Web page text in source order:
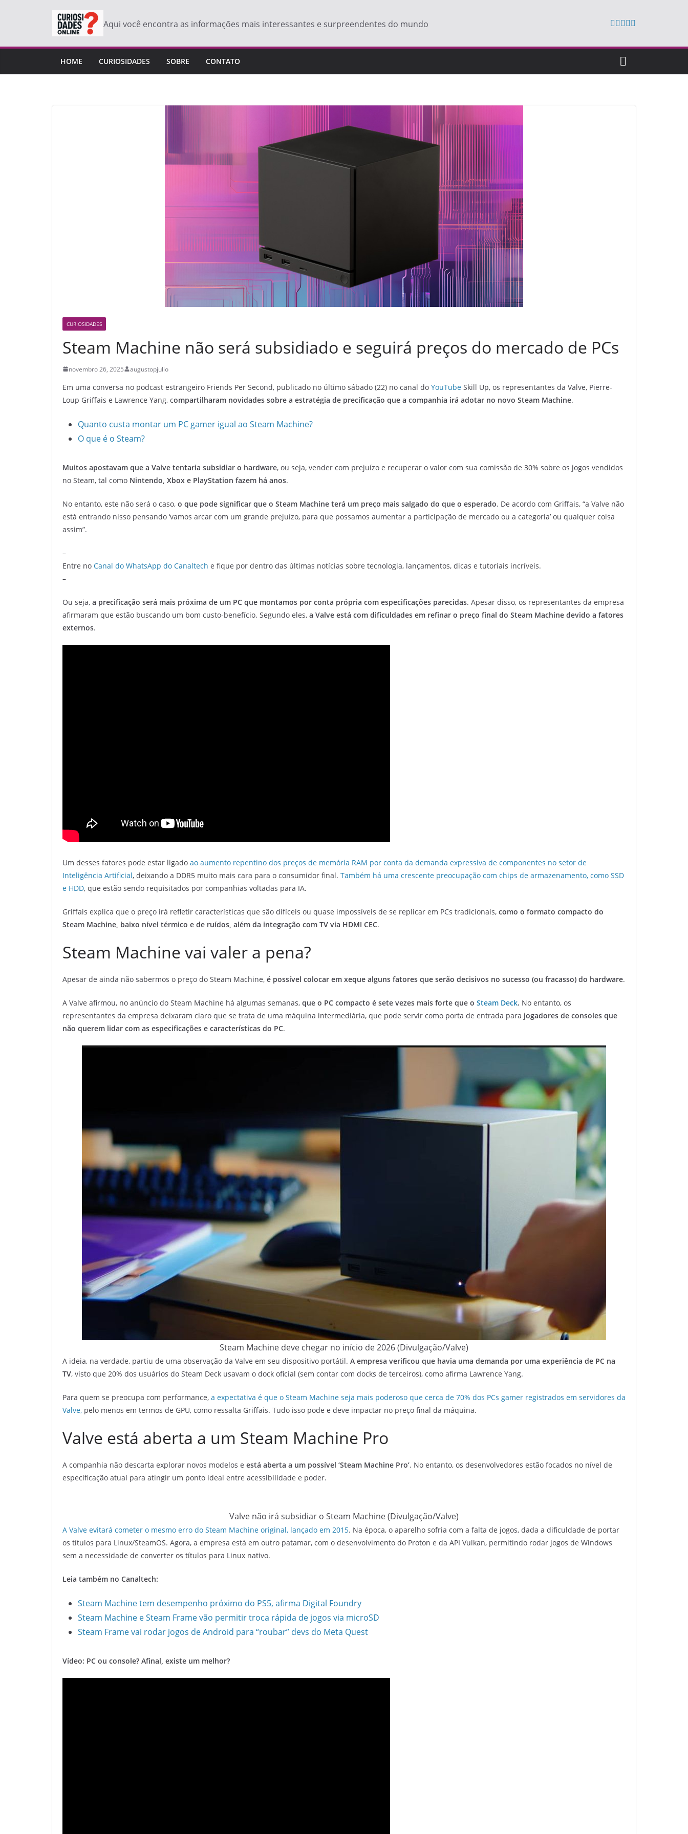
conteúdo
Aqui você encontra as informações mais interessantes e surpreendentes do mundo
HOME CURIOSIDADES SOBRE CONTATO
CURIOSIDADES
Steam Machine não será subsidiado e seguirá preços do mercado de PCs
novembro 26, 2025 augustopjulio
Em uma conversa no podcast estrangeiro Friends Per Second, publicado no último sábado (22) no canal do YouTube Skill Up, os representantes da Valve, Pierre-
Loup Griffais e Lawrence Yang, compartilharam novidades sobre a estratégia de precificação que a companhia irá adotar no novo Steam Machine.
Quanto custa montar um PC gamer igual ao Steam Machine?
O que é o Steam?
Muitos apostavam que a Valve tentaria subsidiar o hardware, ou seja, vender com prejuízo e recuperar o valor com sua comissão de 30% sobre os jogos vendidos
no Steam, tal como Nintendo, Xbox e PlayStation fazem há anos.
No entanto, este não será o caso, o que pode significar que o Steam Machine terá um preço mais salgado do que o esperado. De acordo com Griffais, “a Valve não
está entrando nisso pensando ‘vamos arcar com um grande prejuízo, para que possamos aumentar a participação de mercado ou a categoria’ ou qualquer coisa
assim”.
–
Entre no Canal do WhatsApp do Canaltech e fique por dentro das últimas notícias sobre tecnologia, lançamentos, dicas e tutoriais incríveis.
–
Ou seja, a precificação será mais próxima de um PC que montamos por conta própria com especificações parecidas. Apesar disso, os representantes da empresa
afirmaram que estão buscando um bom custo-benefício. Segundo eles, a Valve está com dificuldades em refinar o preço final do Steam Machine devido a fatores
externos.
Um desses fatores pode estar ligado ao aumento repentino dos preços de memória RAM por conta da demanda expressiva de componentes no setor de
Inteligência Artificial, deixando a DDR5 muito mais cara para o consumidor final. Também há uma crescente preocupação com chips de armazenamento, como SSD
e HDD, que estão sendo requisitados por companhias voltadas para IA.
Griffais explica que o preço irá refletir características que são difíceis ou quase impossíveis de se replicar em PCs tradicionais, como o formato compacto do
Steam Machine, baixo nível térmico e de ruídos, além da integração com TV via HDMI CEC.
Steam Machine vai valer a pena?
Apesar de ainda não sabermos o preço do Steam Machine, é possível colocar em xeque alguns fatores que serão decisivos no sucesso (ou fracasso) do hardware.
A Valve afirmou, no anúncio do Steam Machine há algumas semanas, que o PC compacto é sete vezes mais forte que o Steam Deck. No entanto, os
representantes da empresa deixaram claro que se trata de uma máquina intermediária, que pode servir como porta de entrada para jogadores de consoles que
não querem lidar com as especificações e características do PC.
Steam Machine deve chegar no início de 2026 (Divulgação/Valve)
A ideia, na verdade, partiu de uma observação da Valve em seu dispositivo portátil. A empresa verificou que havia uma demanda por uma experiência de PC na
TV, visto que 20% dos usuários do Steam Deck usavam o dock oficial (sem contar com docks de terceiros), como afirma Lawrence Yang.
Para quem se preocupa com performance, a expectativa é que o Steam Machine seja mais poderoso que cerca de 70% dos PCs gamer registrados em servidores da
Valve, pelo menos em termos de GPU, como ressalta Griffais. Tudo isso pode e deve impactar no preço final da máquina.
Valve está aberta a um Steam Machine Pro
A companhia não descarta explorar novos modelos e está aberta a um possível ‘Steam Machine Pro’. No entanto, os desenvolvedores estão focados no nível de
especificação atual para atingir um ponto ideal entre acessibilidade e poder.
Valve não irá subsidiar o Steam Machine (Divulgação/Valve)
A Valve evitará cometer o mesmo erro do Steam Machine original, lançado em 2015. Na época, o aparelho sofria com a falta de jogos, dada a dificuldade de portar
os títulos para Linux/SteamOS. Agora, a empresa está em outro patamar, com o desenvolvimento do Proton e da API Vulkan, permitindo rodar jogos de Windows
sem a necessidade de converter os títulos para Linux nativo.
Leia também no Canaltech:
Steam Machine tem desempenho próximo do PS5, afirma Digital Foundry
Steam Machine e Steam Frame vão permitir troca rápida de jogos via microSD
Steam Frame vai rodar jogos de Android para “roubar” devs do Meta Quest
Vídeo: PC ou console? Afinal, existe um melhor?